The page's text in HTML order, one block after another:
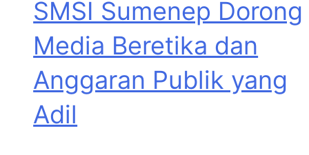
SMSI Sumenep Dorong
Media Beretika dan
Anggaran Publik yang
Adil